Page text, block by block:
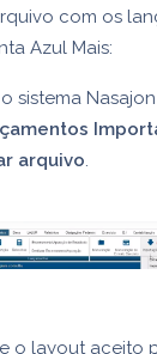
com os
Azul Mais:
sistema
arquivo.
o layout aceito